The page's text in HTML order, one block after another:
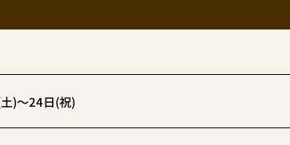
)～24日(祝)